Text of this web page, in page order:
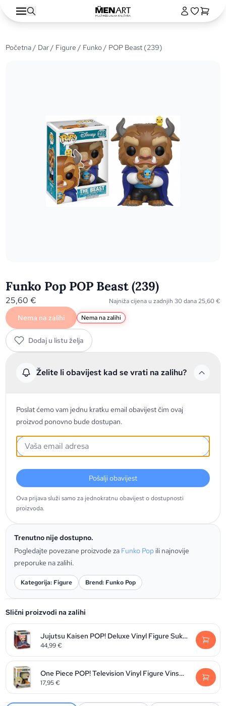
Početna/ Dar/ Figure / Funko/ POP Beast (239)
Funko Pop POP Beast (239)
25,60€ Najniža cijena u zadnjih 30 dana 25,60€
Nema na zalihi Nema na zalihi
Dodaj u listu želja
Želite li obavijest kad se vrati na zalihu?
Poslat ćemo vam jednu kratku email obavijest čim ovaj
proizvod ponovno bude dostupan.
Pošalji obavijest
Ova prijava služi samo za jednokratnu obavijest o dostupnosti
proizvoda.
Trenutno nije dostupno.
Pogledajte povezane proizvode za Funko Pop ili najnovije
preporuke na zalihi.
Kategorija: Figure Brend: Funko Pop
Slični proizvodi na zalihi
Jujutsu Kaisen POP! Deluxe Vinyl Figure Sukuna 9 cm
44,99€
One Piece POP! Television Vinyl Figure Vinsmoke Sanji 9 cm
17,95€